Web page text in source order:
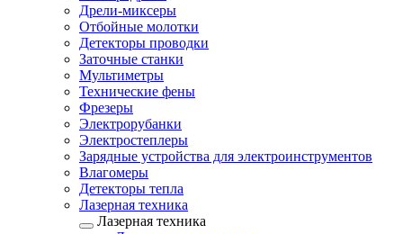
Дрели-миксеры
Отбойные молотки
Детекторы проводки
Заточные станки
Мультиметры
Технические фены
Фрезеры
Электрорубанки
Электростеплеры
Зарядные устройства для электроинструментов
Влагомеры
Детекторы тепла
Лазерная техника
Лазерная техника